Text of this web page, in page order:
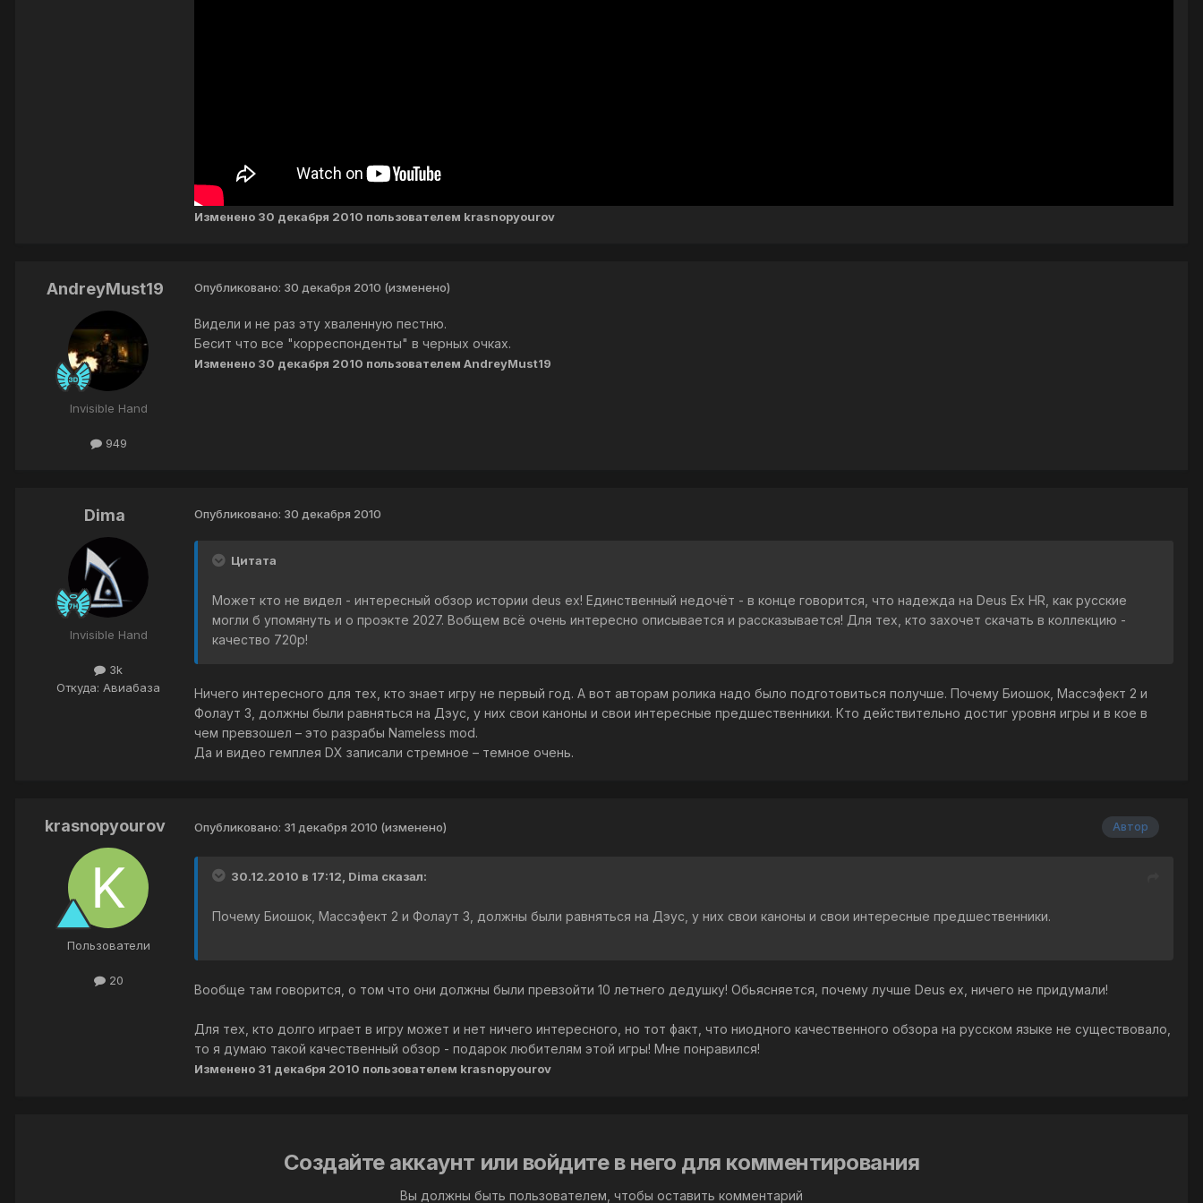
Изменено 30 декабря 2010 пользователем krasnopyourov
AndreyMust19
Invisible Hand
949
Опубликовано: 30 декабря 2010 (изменено)
Видели и не раз эту хваленную пестню.
Бесит что все "корреспонденты" в черных очках.
Изменено 30 декабря 2010 пользователем AndreyMust19
Dima
Invisible Hand
3k
Откуда: Авиабаза
Опубликовано: 30 декабря 2010
Цитата
Может кто не видел - интересный обзор истории deus ex! Единственный недочёт - в конце говорится, что надежда на Deus Ex HR, как русские
могли б упомянуть и о проэкте 2027. Вобщем всё очень интересно описывается и рассказывается! Для тех, кто захочет скачать в коллекцию -
качество 720р!
Ничего интересного для тех, кто знает игру не первый год. А вот авторам ролика надо было подготовиться получше. Почему Биошок, Массэфект 2 и
Фолаут 3, должны были равняться на Дэус, у них свои каноны и свои интересные предшественники. Кто действительно достиг уровня игры и в кое в
чем превзошел – это разрабы Nameless mod.
Да и видео гемплея DX записали стремное – темное очень.
krasnopyourov
Пользователи
20
Автор
Опубликовано: 31 декабря 2010 (изменено)
30.12.2010 в 17:12, Dima сказал:
Почему Биошок, Массэфект 2 и Фолаут 3, должны были равняться на Дэус, у них свои каноны и свои интересные предшественники.
Вообще там говорится, о том что они должны были превзойти 10 летнего дедушку! Обьясняется, почему лучше Deus ex, ничего не придумали!
Для тех, кто долго играет в игру может и нет ничего интересного, но тот факт, что ниодного качественного обзора на русском языке не существовало,
то я думаю такой качественный обзор - подарок любителям этой игры! Мне понравился!
Изменено 31 декабря 2010 пользователем krasnopyourov
Создайте аккаунт или войдите в него для комментирования
Вы должны быть пользователем, чтобы оставить комментарий